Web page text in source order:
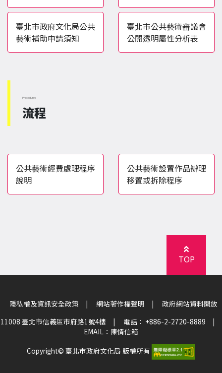
臺北市政府文化局公共
藝術補助申請須知
臺北市公共藝術審議會
公開透明屬性分析表
Procedures
流程
公共藝術經費處理程序
說明
公共藝術設置作品辦理
移置或拆除程序
TOP
隱私權及資訊安全政策 | 網站著作權聲明 | 政府網站資料開放
11008 臺北市信義區市府路1號4樓 | 電話： +886-2-2720-8889 |
EMAIL： 陳情信箱
Copyright© 臺北市政府文化局 版權所有